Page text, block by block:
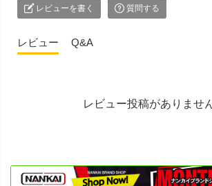
レビューを書く 質問する
レビュー Q&A
レビュー投稿がありませ